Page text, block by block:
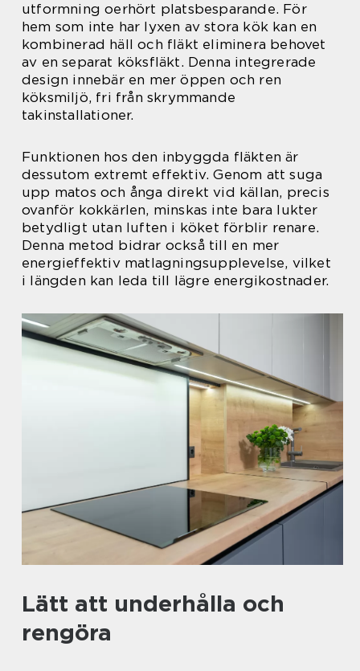
utformning oerhört platsbesparande. För
hem som inte har lyxen av stora kök kan en
kombinerad häll och fläkt eliminera behovet
av en separat köksfläkt. Denna integrerade
design innebär en mer öppen och ren
köksmiljö, fri från skrymmande
takinstallationer.
Funktionen hos den inbyggda fläkten är
dessutom extremt effektiv. Genom att suga
upp matos och ånga direkt vid källan, precis
ovanför kokkärlen, minskas inte bara lukter
betydligt utan luften i köket förblir renare.
Denna metod bidrar också till en mer
energieffektiv matlagningsupplevelse, vilket
i längden kan leda till lägre energikostnader.
Lätt att underhålla och
rengöra